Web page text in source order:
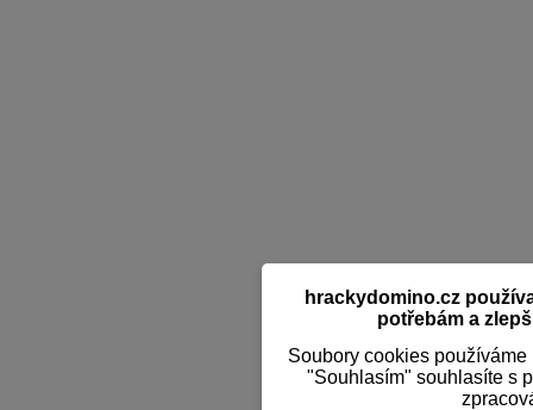
hrackydomino.cz
potřebám a
Soubory cookies
"Souhlasím" souhlasíte s